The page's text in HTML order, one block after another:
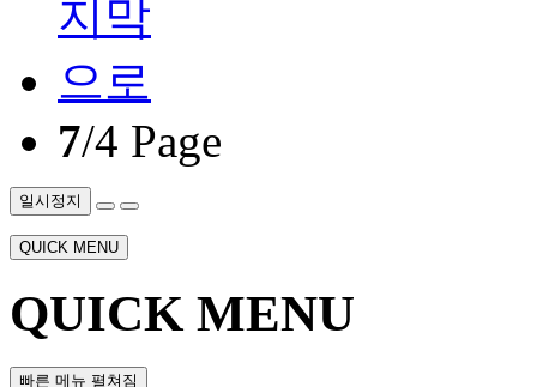
7/4 Page
일시정지
QUICK MENU
QUICK MENU
빠른 메뉴 펼쳐짐